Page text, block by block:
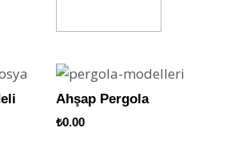
Ahşap Pergola
₺0.00